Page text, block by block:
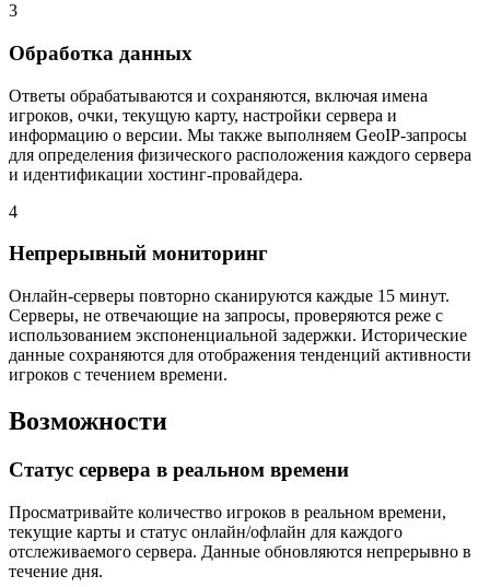
3
Обработка данных
Ответы обрабатываются и сохраняются, включая имена
игроков, очки, текущую карту, настройки сервера и
информацию о версии. Мы также выполняем GeoIP-запросы
для определения физического расположения каждого сервера
и идентификации хостинг-провайдера.
4
Непрерывный мониторинг
Онлайн-серверы повторно сканируются каждые 15 минут.
Серверы, не отвечающие на запросы, проверяются реже с
использованием экспоненциальной задержки. Исторические
данные сохраняются для отображения тенденций активности
игроков с течением времени.
Возможности
Статус сервера в реальном времени
Просматривайте количество игроков в реальном времени,
текущие карты и статус онлайн/офлайн для каждого
отслеживаемого сервера. Данные обновляются непрерывно в
течение дня.